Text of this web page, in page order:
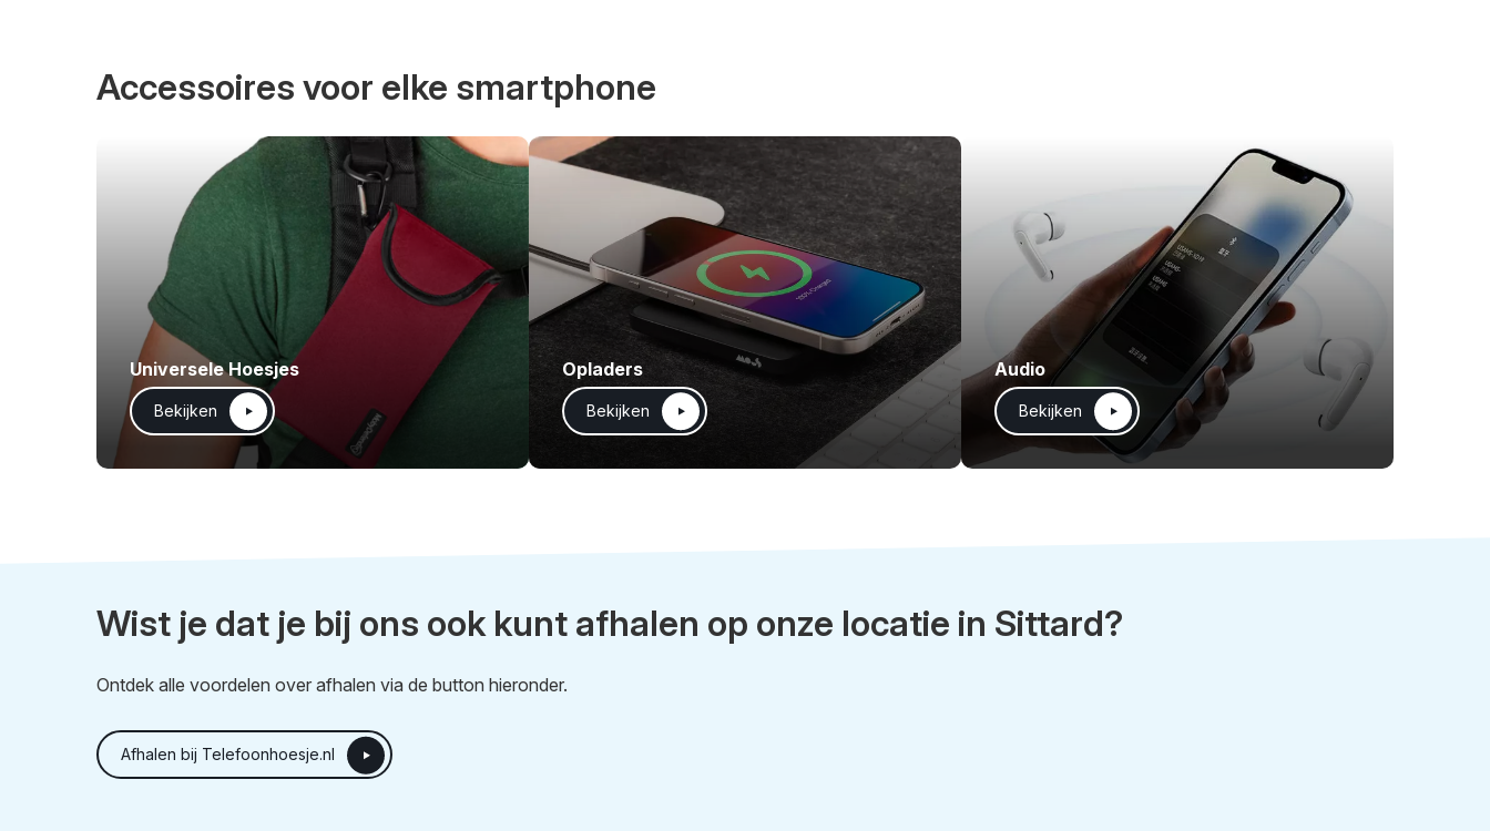
Accessoires voor elke smartphone
Universele Hoesjes
Bekijken
Opladers
Bekijken
Audio
Bekijken
Wist je dat je bij ons ook kunt afhalen op onze locatie in Sittard?
Ontdek alle voordelen over afhalen via de button hieronder.
Afhalen bij Telefoonhoesje.nl